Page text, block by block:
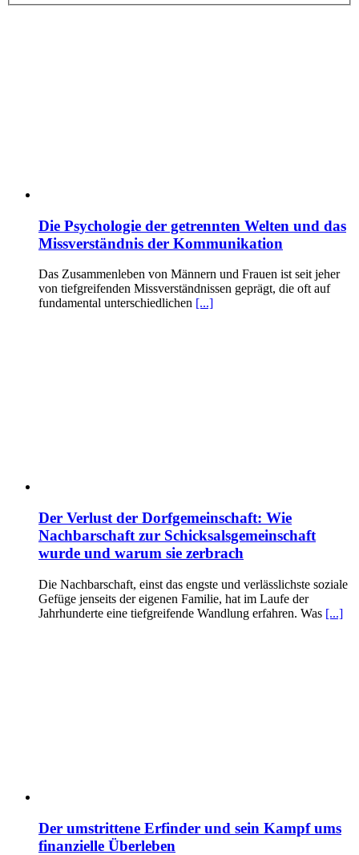
Die Psychologie der getrennten Welten und das
Missverständnis der Kommunikation
Das Zusammenleben von Männern und Frauen ist seit jeher
von tiefgreifenden Missverständnissen geprägt, die oft auf
fundamental unterschiedlichen [...]
Der Verlust der Dorfgemeinschaft: Wie
Nachbarschaft zur Schicksalsgemeinschaft
wurde und warum sie zerbrach
Die Nachbarschaft, einst das engste und verlässlichste soziale
Gefüge jenseits der eigenen Familie, hat im Laufe der
Jahrhunderte eine tiefgreifende Wandlung erfahren. Was [...]
Der umstrittene Erfinder und sein Kampf ums
finanzielle Überleben